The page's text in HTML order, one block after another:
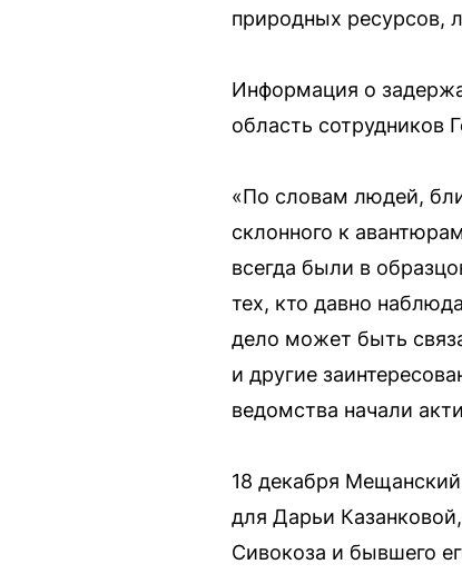
природных ресурсов,
Информация о
область сотрудников
«По словам людей,
склонного к
всегда были в
тех, кто давно
дело может быть
и другие
ведомства начали
18 декабря
для Дарьи
Сивокоза и бывшего